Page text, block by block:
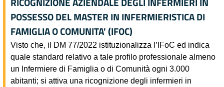
POSSESSO DEL MASTER IN INFERMIERISTICA DI
FAMIGLIA O COMUNITA' (IFOC)
Visto che, il DM 77/2022 istituzionalizza l’IFoC ed indica
quale standard relativo a tale profilo professionale almeno
un Infermiere di Famiglia o di Comunità ogni 3.000
abitanti; si attiva una ricognizione degli infermieri in